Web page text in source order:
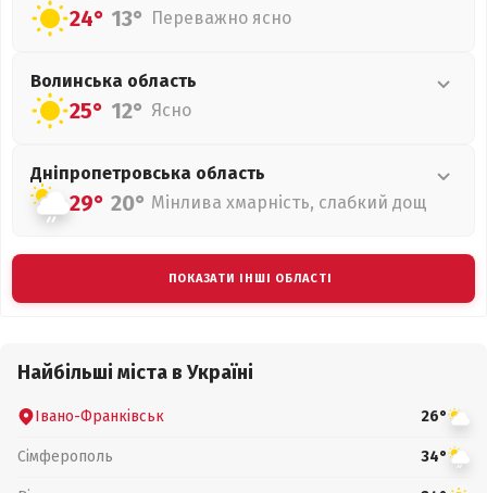
24° 13° Переважно ясно
Волинська область
25° 12° Ясно
Дніпропетровська область
29° 20° Мінлива хмарність, слабкий дощ
ПОКАЗАТИ ІНШІ ОБЛАСТІ
Найбільші міста в Україні
Івано-Франківськ 26°
Сімферополь 34°